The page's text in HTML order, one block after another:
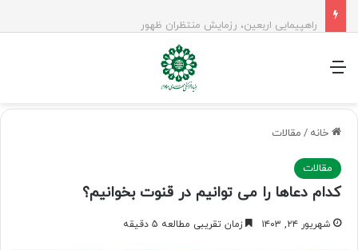
منو
خانه / مقالات
مقالات
کدام دعاها را می توانیم در قنوت بخوانیم؟
شهریور ۲۴, ۱۴۰۳ زمان تقریبی مطالعه 5 دقیقه